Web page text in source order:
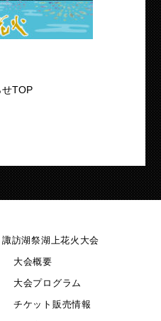
せTOP
諏訪湖祭湖上花火大会
大会概要
大会プログラム
チケット販売情報